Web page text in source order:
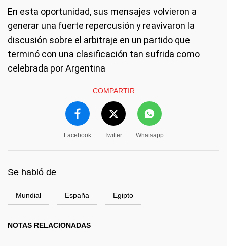
En esta oportunidad, sus mensajes volvieron a
generar una fuerte repercusión y reavivaron la
discusión sobre el arbitraje en un partido que
terminó con una clasificación tan sufrida como
celebrada por Argentina
COMPARTIR
Facebook Twitter Whatsapp
Se habló de
Mundial España Egipto
NOTAS RELACIONADAS